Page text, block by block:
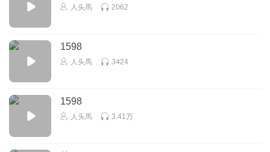
人头馬 2062
1598
人头馬 3424
1598
人头馬 3.41万